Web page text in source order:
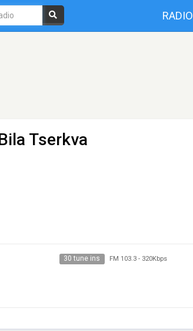
RADIO
Tserkva
30 tune ins FM 103.3- 320Kbps